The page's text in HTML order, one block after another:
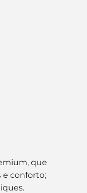
que
e conforto;